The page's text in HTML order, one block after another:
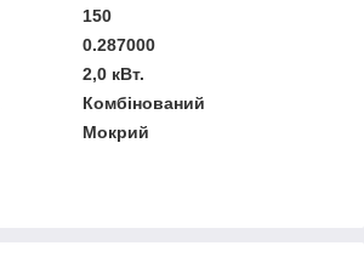
150
0.287000
2,0 кВт.
Комбінований
Мокрий